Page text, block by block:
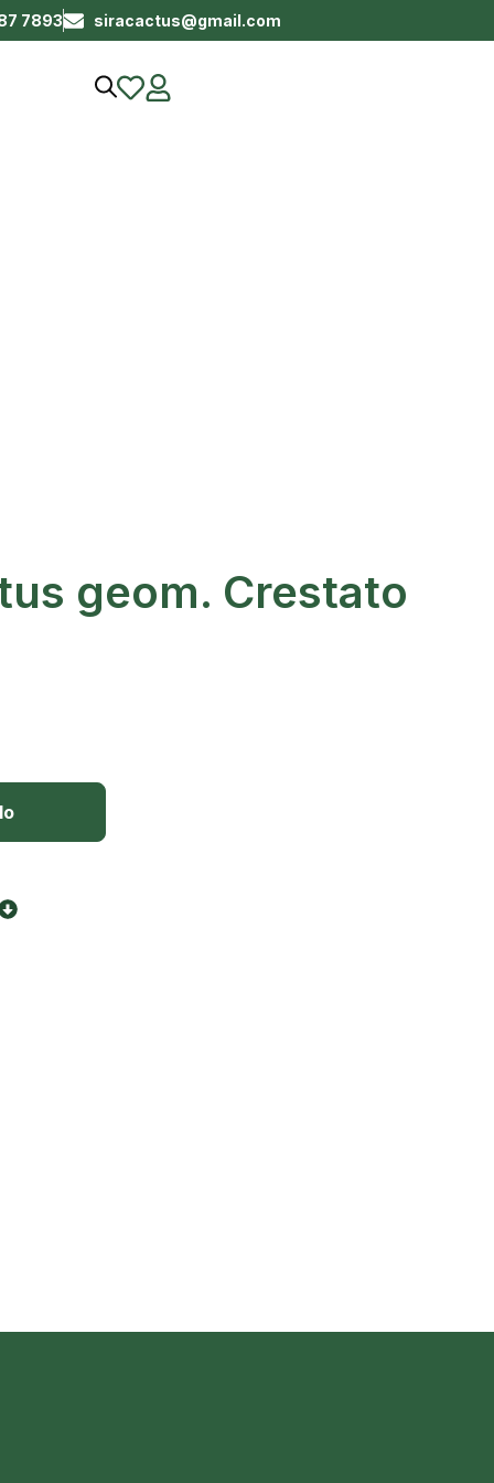
7893 siracactus@gmail.com
geom. Crestato